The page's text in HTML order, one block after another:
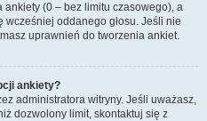
(0 – bez limitu czasowego), a
oddanego głosu. Jeśli nie
uprawnień do tworzenia ankiet.
ankiety?
administratora witryny. Jeśli uważasz,
dozwolony limit, skontaktuj się z